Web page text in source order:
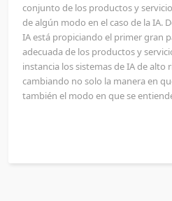
conjunto de los productos y
de algún modo en el caso de la IA.
IA está propiciando el primer gran
adecuada de los productos y
instancia los sistemas de IA de alto
cambiando no solo la manera en
también el modo en que se